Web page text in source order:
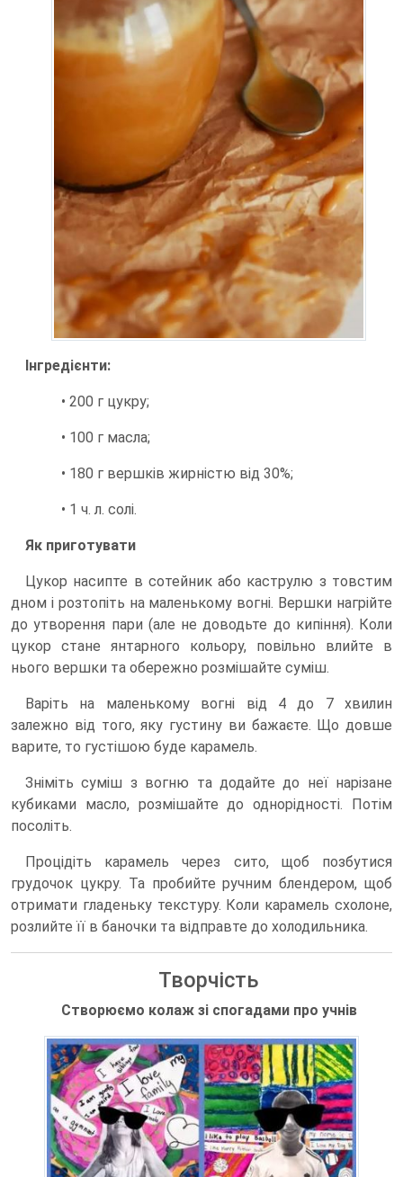
Інгредієнти:
• 200 г цукру;
• 100 г масла;
• 180 г вершків жирністю від 30%;
• 1 ч. л. солі.
Як приготувати
Цукор насипте в сотейник або каструлю з товстим
дном і розтопіть на маленькому вогні. Вершки нагрійте
до утворення пари (але не доводьте до кипіння). Коли
цукор стане янтарного кольору, повільно влийте в
нього вершки та обережно розмішайте суміш.
Варіть на маленькому вогні від 4 до 7 хвилин
залежно від того, яку густину ви бажаєте. Що довше
варите, то густішою буде карамель.
Зніміть суміш з вогню та додайте до неї нарізане
кубиками масло, розмішайте до однорідності. Потім
посоліть.
Процідіть карамель через сито, щоб позбутися
грудочок цукру. Та пробийте ручним блендером, щоб
отримати гладеньку текстуру. Коли карамель схолоне,
розлийте її в баночки та відправте до холодильника.
Творчість
Створюємо колаж зі спогадами про учнів